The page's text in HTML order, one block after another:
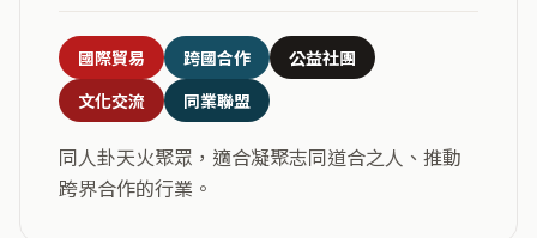
國際貿易 跨國合作
公益社團
文化交流
同業聯盟
同人卦天火聚眾，適合凝聚志同道合之人、推動
跨界合作的行業。